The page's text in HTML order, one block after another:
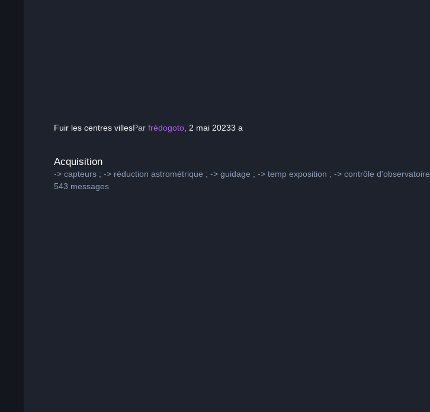
Fuir les centres villesParfrédogoto 2 mai 20233 a
Acquisition
-> capteurs ; -> réduction astrométrique ; -> guidage ; -> temp exposition ; -> contrôle d'observatoire
543 messages